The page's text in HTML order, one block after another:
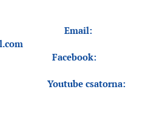
Email:
csatorna: